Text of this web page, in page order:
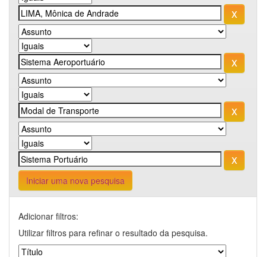
Iniciar uma nova pesquisa
Adicionar filtros:
Utilizar filtros para refinar o resultado da pesquisa.